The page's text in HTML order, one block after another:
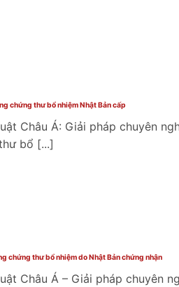
chứng thư bổ nhiệm Nhật Bản cấp
Châu Á: Giải pháp chuyên
bổ [...]
chứng thư bổ nhiệm do Nhật Bản chứng nhận
Châu Á – Giải pháp chuyên